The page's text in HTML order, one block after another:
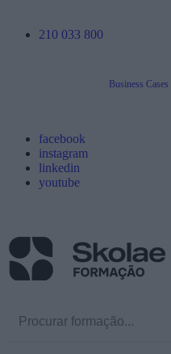
210 033 800
Business Cases
facebook
instagram
linkedin
youtube